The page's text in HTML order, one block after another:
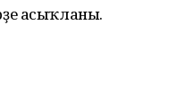
асыҡланы.